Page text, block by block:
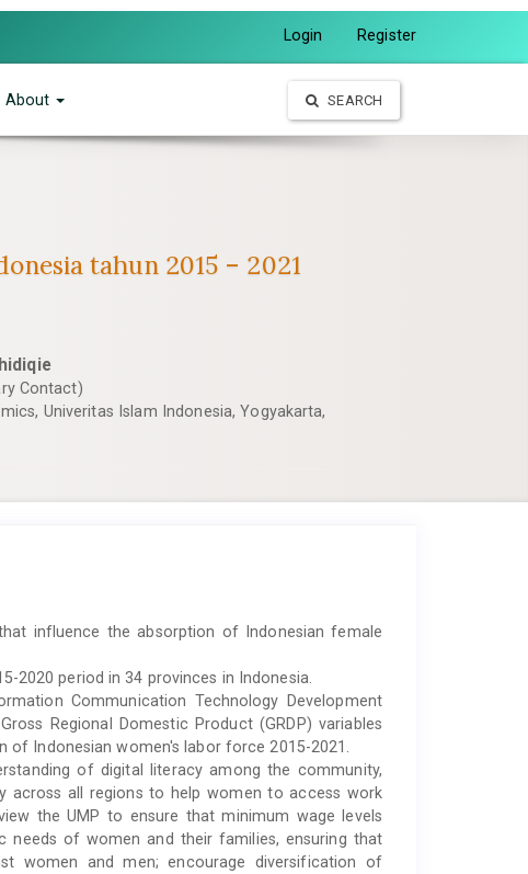
Login Register
About SEARCH
tahun 2015 – 2021
Contact)
Univeritas Islam Indonesia, Yogyakarta,
influence the absorption of Indonesian female
2020 period in 34 provinces in Indonesia.
Communication Technology Development
Regional Domestic Product (GRDP) variables
Indonesian women's labor force 2015-2021.
of digital literacy among the community,
across all regions to help women to access work
the UMP to ensure that minimum wage levels
needs of women and their families, ensuring that
women and men; encourage diversification of